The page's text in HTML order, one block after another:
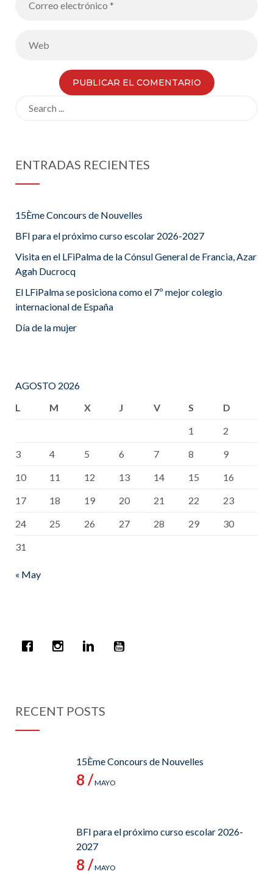
ENTRADAS RECIENTES
15Ème Concours de Nouvelles
BFI para el próximo curso escolar 2026-2027
Visita en el LFiPalma de la Cónsul General de Francia, Azar
Agah Ducrocq
El LFiPalma se posiciona como el 7º mejor colegio
internacional de España
Día de la mujer
AGOSTO 2026
L
M X J V S
D
1
2
3
4 5 6 7 8
9
10
11 12 13 14 15
16
17
18 19 20 21 22
23
24
25 26 27 28 29
30
31
« May
RECENT POSTS
15Ème Concours de Nouvelles
8 /MAYO
BFI para el próximo curso escolar 2026-
2027
8 /MAYO